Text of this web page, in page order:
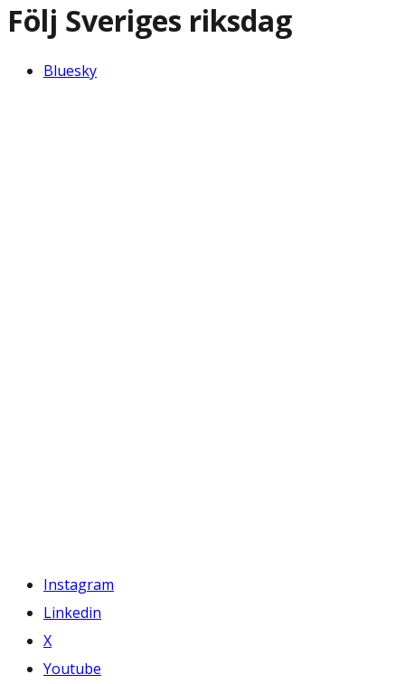
Följ Sveriges riksdag
Bluesky
Instagram
Linkedin
X
Youtube